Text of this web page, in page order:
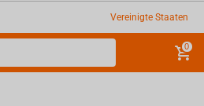
Vereinigte Staaten
0